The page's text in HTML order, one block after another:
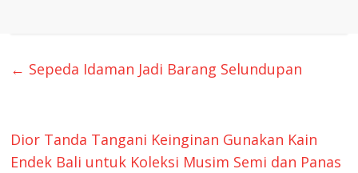
← Sepeda Idaman Jadi Barang Selundupan
Dior Tanda Tangani Keinginan Gunakan Kain
Endek Bali untuk Koleksi Musim Semi dan Panas